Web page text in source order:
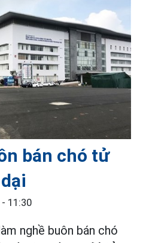
bán chó tử
11:30
nghề buôn bán chó